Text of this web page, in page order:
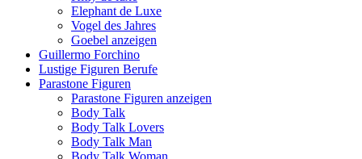
Elephant de Luxe
Vogel des Jahres
Goebel anzeigen
Guillermo Forchino
Lustige Figuren Berufe
Parastone Figuren
Parastone Figuren anzeigen
Body Talk
Body Talk Lovers
Body Talk Man
Body Talk Woman